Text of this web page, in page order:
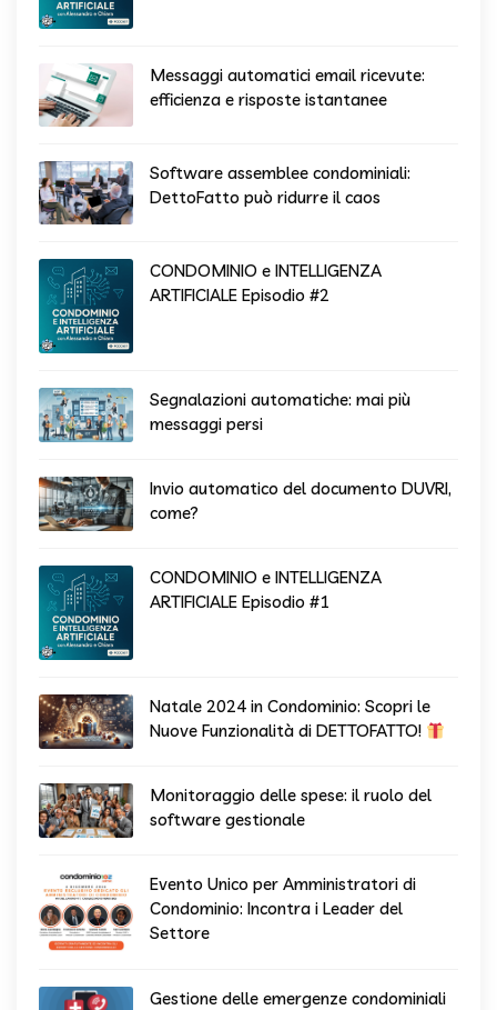
Messaggi automatici email ricevute:
efficienza e risposte istantanee
Software assemblee condominiali:
DettoFatto può ridurre il caos
CONDOMINIO e INTELLIGENZA
ARTIFICIALE Episodio #2
Segnalazioni automatiche: mai più
messaggi persi
Invio automatico del documento DUVRI,
come?
CONDOMINIO e INTELLIGENZA
ARTIFICIALE Episodio #1
Natale 2024 in Condominio: Scopri le
Nuove Funzionalità di DETTOFATTO!
Monitoraggio delle spese: il ruolo del
software gestionale
Evento Unico per Amministratori di
Condominio: Incontra i Leader del
Settore
Gestione delle emergenze condominiali